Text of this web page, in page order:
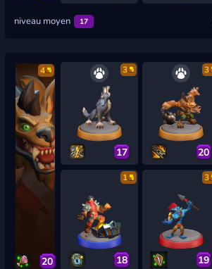
niveau moyen 17
4
20
3
17
3
20
1
18
3
19